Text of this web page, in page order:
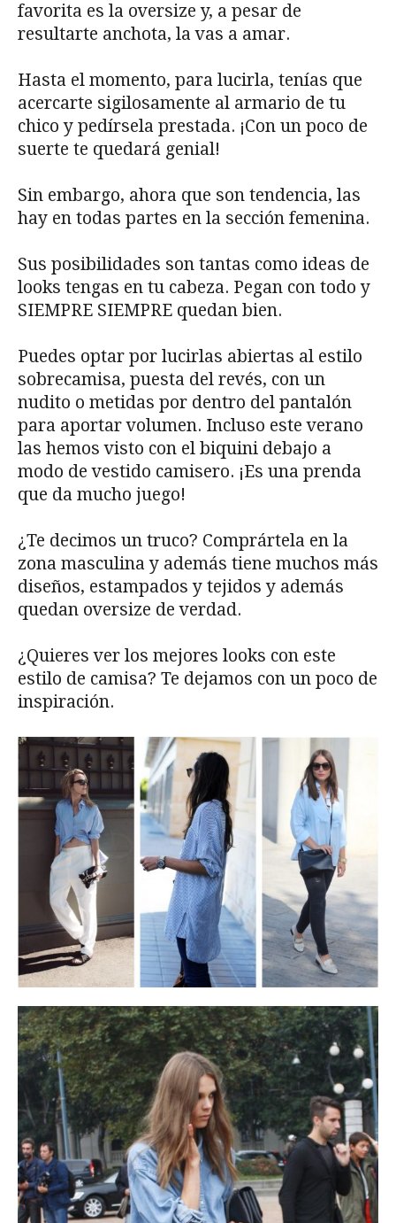
favorita es la oversize y, a pesar de
resultarte anchota, la vas a amar.
Hasta el momento, para lucirla, tenías que
acercarte sigilosamente al armario de tu
chico y pedírsela prestada. ¡Con un poco de
suerte te quedará genial!
Sin embargo, ahora que son tendencia, las
hay en todas partes en la sección femenina.
Sus posibilidades son tantas como ideas de
looks tengas en tu cabeza. Pegan con todo y
SIEMPRE SIEMPRE quedan bien.
Puedes optar por lucirlas abiertas al estilo
sobrecamisa, puesta del revés, con un
nudito o metidas por dentro del pantalón
para aportar volumen. Incluso este verano
las hemos visto con el biquini debajo a
modo de vestido camisero. ¡Es una prenda
que da mucho juego!
¿Te decimos un truco? Comprártela en la
zona masculina y además tiene muchos más
diseños, estampados y tejidos y además
quedan oversize de verdad.
¿Quieres ver los mejores looks con este
estilo de camisa? Te dejamos con un poco de
inspiración.